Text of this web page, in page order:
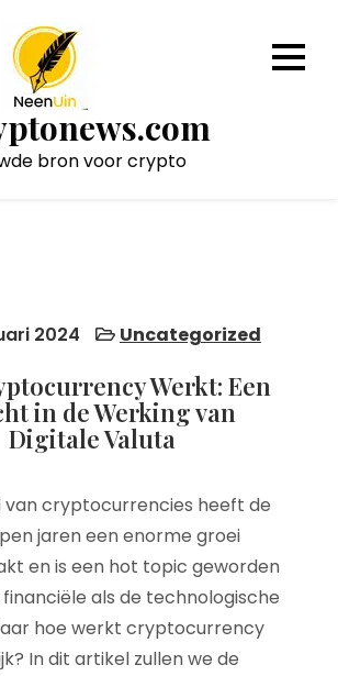
bron voor crypto
2024 Uncategorized
Werkt: Een
in de Werking van
Digitale Valuta
van cryptocurrencies heeft de
jaren een enorme groei
en is een hot topic geworden
als de technologische
hoe werkt cryptocurrency
In dit artikel zullen we de